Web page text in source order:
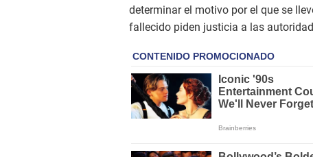
determinar el motivo por el que se
fallecido piden justicia a las